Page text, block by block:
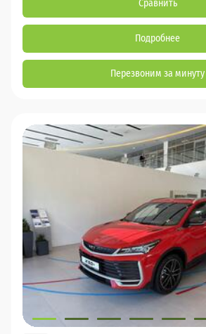
Сравнить
Подробнее
Перезвоним за минуту